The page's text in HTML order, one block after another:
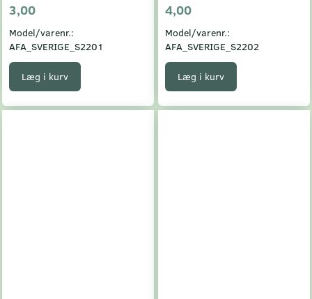
3,00
Model/varenr.:
AFA_SVERIGE_S2201
Læg i kurv
4,00
Model/varenr.:
AFA_SVERIGE_S2202
Læg i kurv